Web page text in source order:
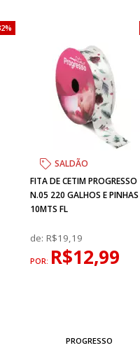
SALDÃO
FITA DE CETIM PROGRESSO
N.05 220 GALHOS E PINHAS
10MTS FL
de: R$19,19
POR: R$12,99
PROGRESSO